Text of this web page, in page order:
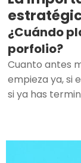
¿Cuándo
porfolio?
Cuanto antes
empieza ya, si
si ya has